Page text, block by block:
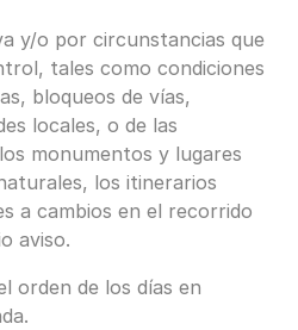
y/o por circunstancias que
tales como condiciones
bloqueos de vías,
locales, o de las
monumentos y lugares
los itinerarios
a cambios en el recorrido
aviso.
orden de los días en